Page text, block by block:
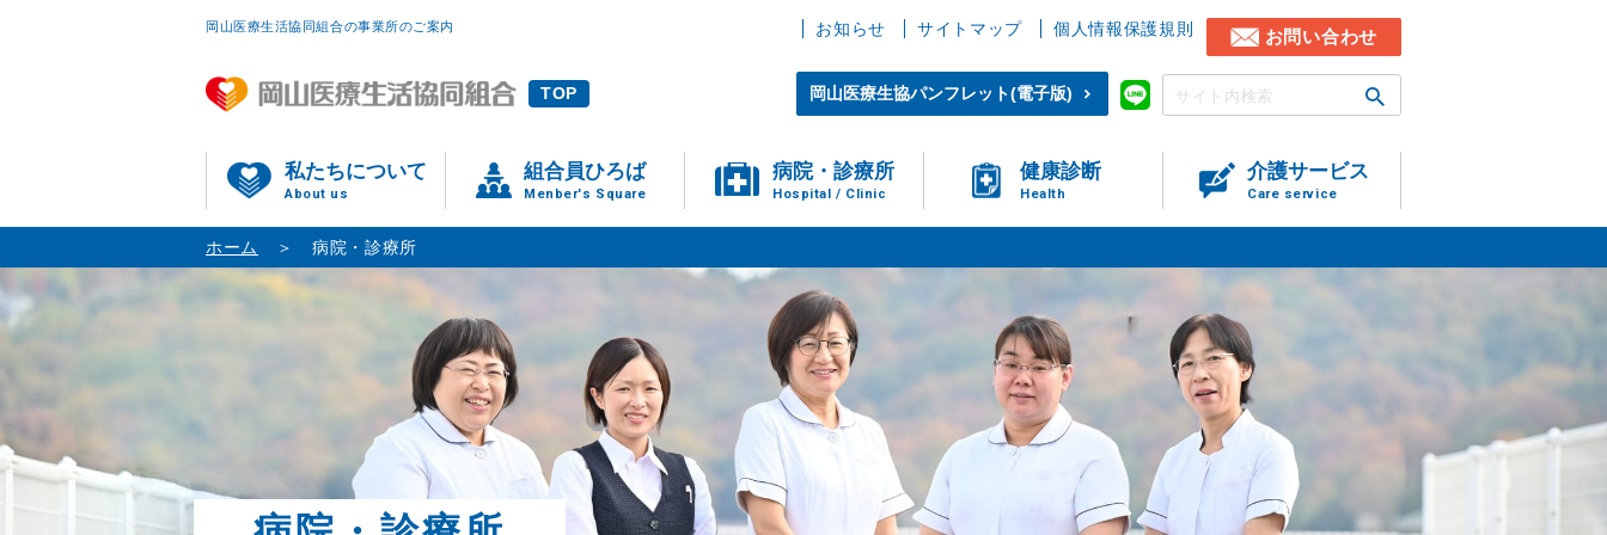
岡山医療生活協同組合の事業所のご案内 お知らせ サイトマップ 個人情報保護規則 お問い合わせ
TOP 岡山医療生協パンフレット(電子版)
私たちについて
About us
組合員ひろば
Menber's Square
病院・診療所
Hospital / Clinic
健康診断
Health
介護サービス
Care service
ホーム 病院・診療所